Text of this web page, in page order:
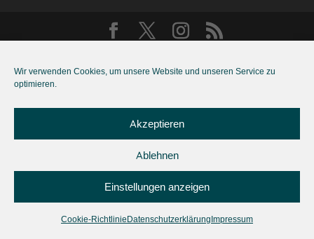
Wir verwenden Cookies, um unsere Website und unseren Service zu
optimieren.
Akzeptieren
Ablehnen
Einstellungen anzeigen
Cookie-RichtlinieDatenschutzerklärungImpressum